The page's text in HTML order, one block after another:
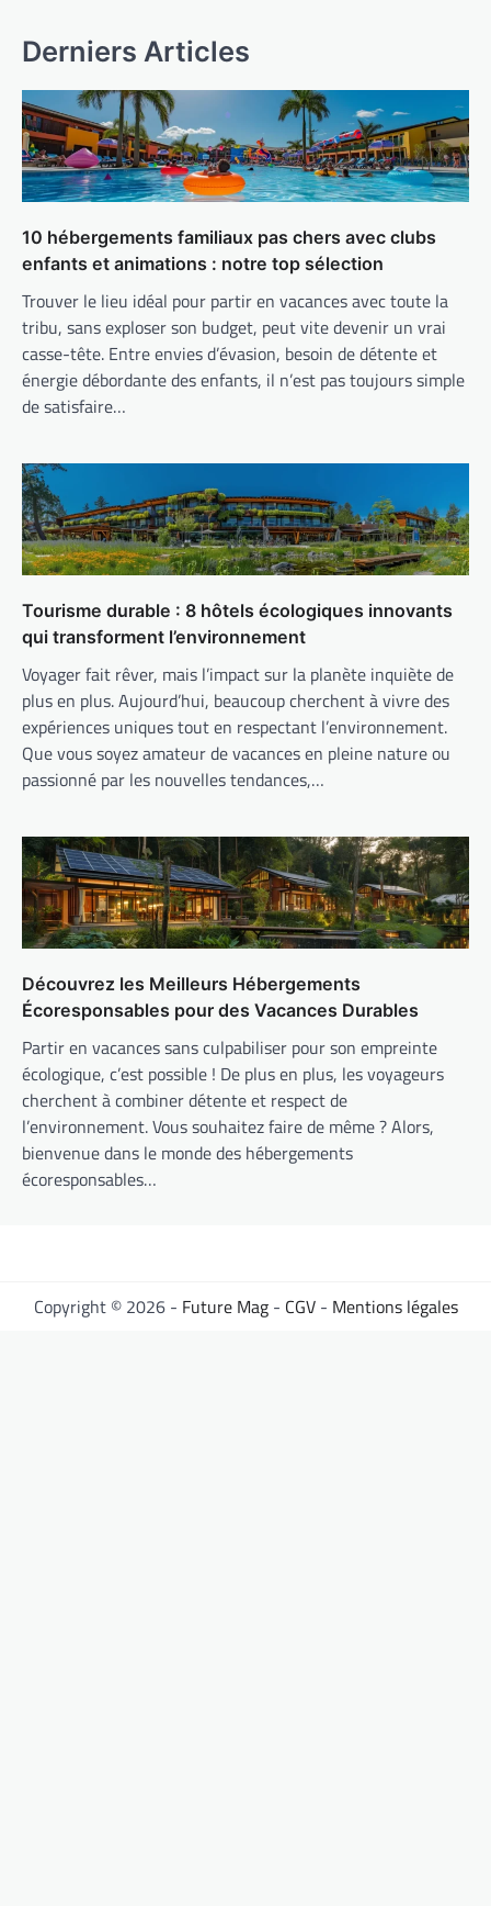
Derniers Articles
10 hébergements familiaux pas chers avec clubs
enfants et animations : notre top sélection
Trouver le lieu idéal pour partir en vacances avec toute la
tribu, sans exploser son budget, peut vite devenir un vrai
casse-tête. Entre envies d’évasion, besoin de détente et
énergie débordante des enfants, il n’est pas toujours simple
de satisfaire…
Tourisme durable : 8 hôtels écologiques innovants
qui transforment l’environnement
Voyager fait rêver, mais l’impact sur la planète inquiète de
plus en plus. Aujourd’hui, beaucoup cherchent à vivre des
expériences uniques tout en respectant l’environnement.
Que vous soyez amateur de vacances en pleine nature ou
passionné par les nouvelles tendances,…
Découvrez les Meilleurs Hébergements
Écoresponsables pour des Vacances Durables
Partir en vacances sans culpabiliser pour son empreinte
écologique, c’est possible ! De plus en plus, les voyageurs
cherchent à combiner détente et respect de
l’environnement. Vous souhaitez faire de même ? Alors,
bienvenue dans le monde des hébergements
écoresponsables…
Copyright © 2026 - Future Mag- CGV- Mentions légales